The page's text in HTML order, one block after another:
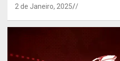
2 de Janeiro, 2025 /